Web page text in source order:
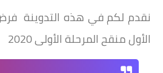
نقدم لكم في هذه التدوينة
الأول منقح المرحلة الأولى 2020